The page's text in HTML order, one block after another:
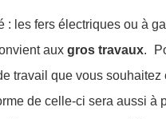
: les fers électriques ou à
aux gros travaux.
travail que vous souhaitez
de celle-ci sera aussi à